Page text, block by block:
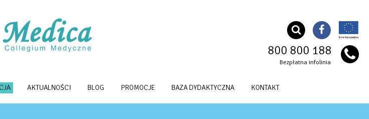
800 800 188
Bezpłatna infolinia
AKTUALNOŚCI BLOG PROMOCJE BAZA DYDAKTYCZNA KONTAKT